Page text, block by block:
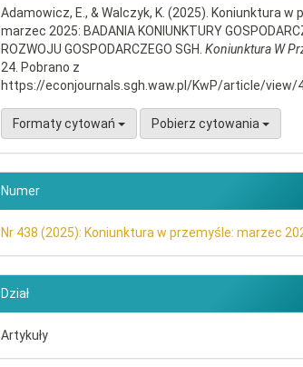
Adamowicz, E., & Walczyk, K. (2025). Koniunktura w
marzec 2025: BADANIA KONIUNKTURY
ROZWOJU GOSPODARCZEGO SGH.Koniunktura W
24. Pobrano z
https://econjournals.sgh.waw.pl/KwP/article/view/
Formaty cytowań Pobierz cytowania
Numer
Nr 438 (2025): Koniunktura w przemyśle: marzec
Dział
Artykuły